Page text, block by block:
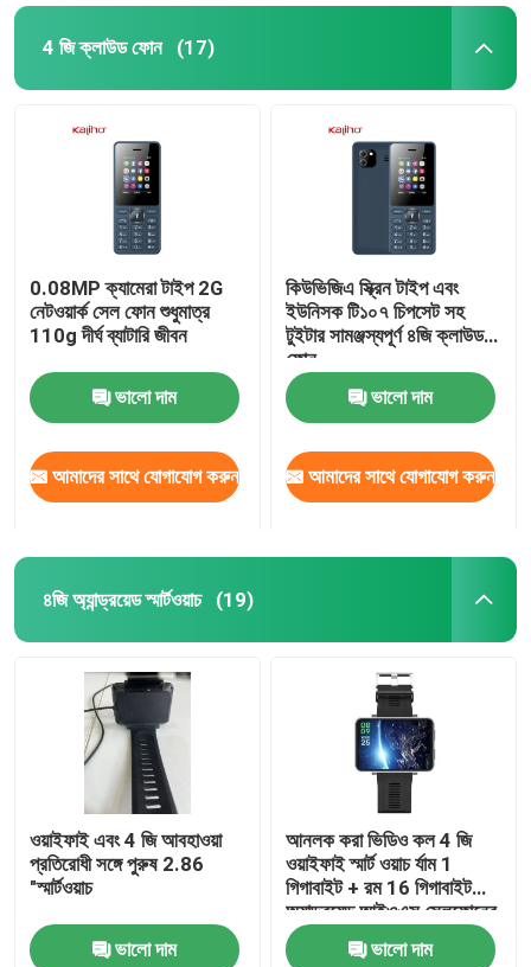
4 জি ক্লাউড ফোন (17)
0.08MP ক্যামেরা টাইপ 2G
নেটওয়ার্ক সেল ফোন শুধুমাত্র
110g দীর্ঘ ব্যাটারি জীবন
ভালো দাম
আমাদের সাথে যোগাযোগ করুন
কিউভিজিএ স্ক্রিন টাইপ এবং
ইউনিসক টি১০৭ চিপসেট সহ
টুইটার সামঞ্জস্যপূর্ণ ৪জি ক্লাউড
ফোন
ভালো দাম
আমাদের সাথে যোগাযোগ করুন
৪জি অ্যান্ড্রয়েড স্মার্টওয়াচ (19)
ওয়াইফাই এবং 4 জি আবহাওয়া
প্রতিরোধী সঙ্গে পুরুষ 2.86
"স্মার্টওয়াচ
ভালো দাম
আনলক করা ভিডিও কল 4 জি
ওয়াইফাই স্মার্ট ওয়াচ র্যাম 1
গিগাবাইট + রম 16 গিগাবাইট
অ্যান্ড্রয়েড আইওএস সেলফোনের
জন্য
ভালো দাম